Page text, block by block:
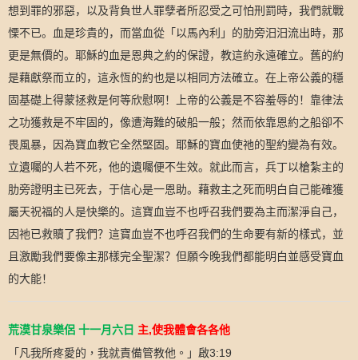
想到罪的邪惡，以及背負世人罪孽者所忍受之可怕刑罰時，我們就戰
慄不已。血是珍貴的，而當血從「以馬內利」的肋旁汨汨流出時，那
更是無價的。耶穌的血是恩典之約的保證，教這約永遠確立。舊的約
是藉獻祭而立的，這永恆的約也是以相同方法確立。在上帝公義的穩
固基礎上得蒙拯救是何等欣慰啊！上帝的公義是不容羞辱的！靠律法
之功獲救是不牢固的，像遭海難的破船一般；然而依靠恩約之船卻不
畏風暴，因為寶血教它全然堅固。耶穌的寶血使祂的聖約變為有效。
立遺囑的人若不死，他的遺囑便不生效。就此而言，兵丁以槍紮主的
肋旁證明主已死去，于信心是一恩助。藉救主之死而明白自己能確獲
屬天祝福的人是快樂的。這寶血豈不也呼召我們要為主而潔淨自己，
因祂已救贖了我們？這寶血豈不也呼召我們的生命要有新的樣式，並
且激勵我們要像主那樣完全聖潔？但願今晚我們都能明白並感受寶血
的大能！
荒漠甘泉樂侶 十一月 六 日 主,使我體會各各他
「 凡我所疼愛的，我就責備管教他。 」啟3:19